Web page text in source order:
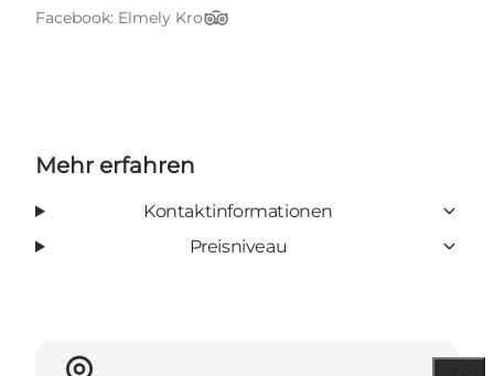
Facebook: Elmely Kro
TripAdvisor
Mehr erfahren
Kontaktinformationen
Preisniveau